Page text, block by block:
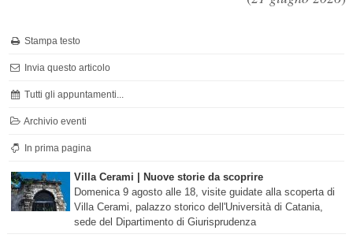
Stampa testo
Invia questo articolo
Tutti gli appuntamenti...
Archivio eventi
In prima pagina
Villa Cerami | Nuove storie da scoprire
Domenica 9 agosto alle 18, visite guidate alla scoperta di
Villa Cerami, palazzo storico dell'Università di Catania,
sede del Dipartimento di Giurisprudenza